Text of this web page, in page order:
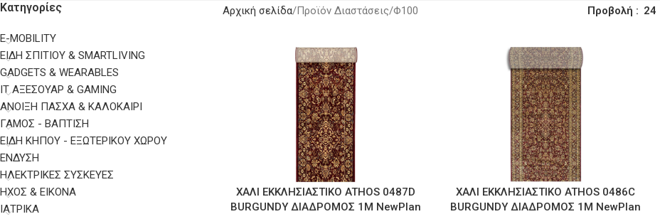
Κατηγορίες
E-MOBILITY
EΊΔΗ ΣΠΙΤΙΟΎ & SMARTLIVING
GADGETS & WEARABLES
IT ΑΞΕΣΟΥΆΡ & GAMING
ΑΝΟΙΞΗ ΠΑΣΧΑ & ΚΑΛΟΚΑΙΡΙ
ΓΑΜΟΣ - ΒΑΠΤΙΣΗ
ΕΙΔΗ ΚΗΠΟΥ - ΕΞΩΤΕΡΙΚΟΥ ΧΩΡΟΥ
ΈΝΔΥΣΗ
ΗΛΕΚΤΡΙΚΈΣ ΣΥΣΚΕΥΈΣ
ΉΧΟΣ & ΕΙΚΌΝΑ
ΙΑΤΡΙΚΆ
Αρχική σελίδα Προϊόν Διαστάσεις Φ100 Προβολή 24
ΧΑΛΙ ΕΚΚΛΗΣΙΑΣΤΙΚΟ ATHOS 0487D
BURGUNDY ΔΙΑΔΡΟΜΟΣ 1Μ NewPlan
ΧΑΛΙ ΕΚΚΛΗΣΙΑΣΤΙΚΟ ATHOS 0486C
BURGUNDY ΔΙΑΔΡΟΜΟΣ 1Μ NewPlan